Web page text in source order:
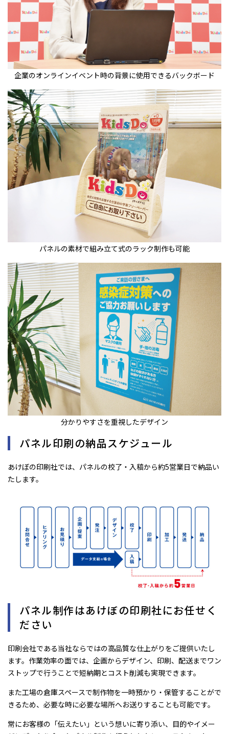
企業のオンラインイベント時の背景に使用できるバックボード
パネルの素材で組み立て式のラック制作も可能
分かりやすさを重視したデザイン
パネル印刷の納品スケジュール
あけぼの印刷社では、パネルの校了・入稿から約5営業日で納品い
たします。
パネル制作はあけぼの印刷社にお任せく
ださい
印刷会社である当社ならではの高品質な仕上がりをご提供いたし
ます。作業効率の面では、企画からデザイン、印刷、配送までワン
ストップで行うことで短納期とコスト削減も実現できます。
また工場の倉庫スペースで制作物を一時預かり・保管することがで
きるため、必要な時に必要な場所へお送りすることも可能です。
常にお客様の「伝えたい」という想いに寄り添い、目的やイメー